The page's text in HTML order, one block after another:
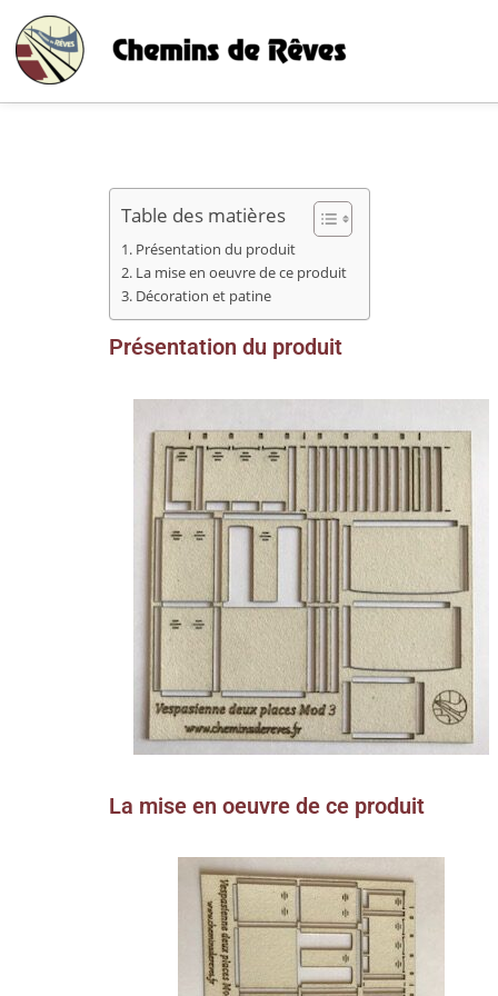
Table des matières
Présentation du produit
La mise en oeuvre de ce produit
Décoration et patine
Présentation du produit
La mise en oeuvre de ce produit